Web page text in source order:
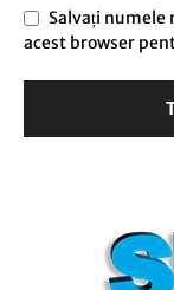
Salvați numele
acest browser